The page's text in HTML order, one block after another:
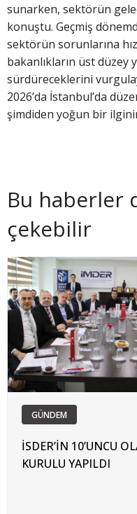
sunarken, sektörün
konuştu. Geçmiş
sektörün sorunlarına
bakanlıkların üst
sürdüreceklerini
2026’da İstanbul’da
şimdiden yoğun bir
Bu haberler
çekebilir
GÜNDEM
İSDER’İN 10’UNCU
KURULU YAPILDI